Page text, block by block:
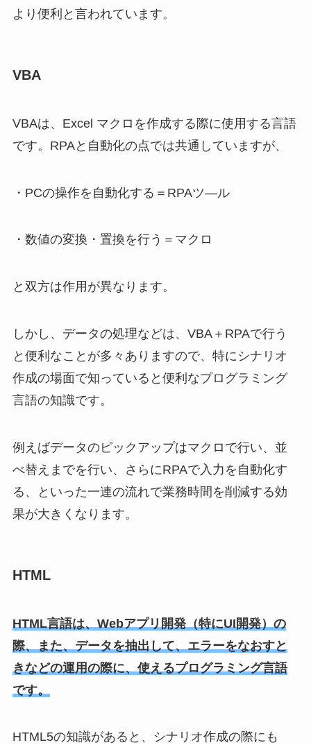
より便利と言われています。
VBA
VBAは、Excel マクロを作成する際に使用する言語
です。RPAと自動化の点では共通していますが、
・PCの操作を自動化する＝RPAツ―ル
・数値の変換・置換を行う＝マクロ
と双方は作用が異なります。
しかし、データの処理などは、VBA＋RPAで行う
と便利なことが多々ありますので、特にシナリオ
作成の場面で知っていると便利なプログラミング
言語の知識です。
例えばデータのピックアップはマクロで行い、並
べ替えまでを行い、さらにRPAで入力を自動化す
る、といった一連の流れで業務時間を削減する効
果が大きくなります。
HTML
HTML言語は、Webアプリ開発（特にUI開発）の
際、また、データを抽出して、エラーをなおすと
きなどの運用の際に、使えるプログラミング言語
です。
HTML5の知識があると、シナリオ作成の際にも